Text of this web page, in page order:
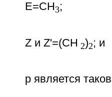
Е=СН3;
Z и Z'=(CH 2)2; и
р является